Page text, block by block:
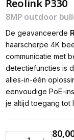
Reolink P330
8MP outdoor
De geavanceerde
haarscherpe 4K
communicatie met
detectiefuncties is
alles-in-één
eenvoudige PoE-
je altijd toegang tot